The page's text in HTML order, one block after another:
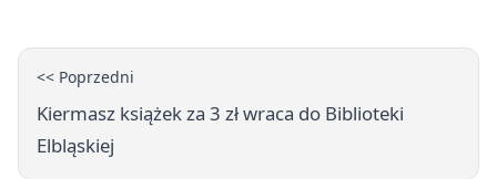
<< Poprzedni
Kiermasz książek za 3 zł wraca do Biblioteki
Elbląskiej